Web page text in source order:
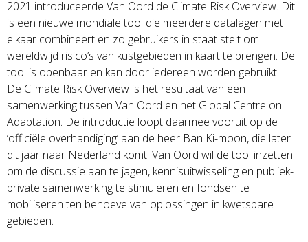
2021 introduceerde Van Oord de Climate Risk Overview. Dit
is een nieuwe mondiale tool die meerdere datalagen met
elkaar combineert en zo gebruikers in staat stelt om
wereldwijd risico’s van kustgebieden in kaart te brengen. De
tool is openbaar en kan door iedereen worden gebruikt.
De Climate Risk Overview is het resultaat van een
samenwerking tussen Van Oord en het Global Centre on
Adaptation. De introductie loopt daarmee vooruit op de
‘officiële overhandiging’ aan de heer Ban Ki-moon, die later
dit jaar naar Nederland komt. Van Oord wil de tool inzetten
om de discussie aan te jagen, kennisuitwisseling en publiek-
private samenwerking te stimuleren en fondsen te
mobiliseren ten behoeve van oplossingen in kwetsbare
gebieden.